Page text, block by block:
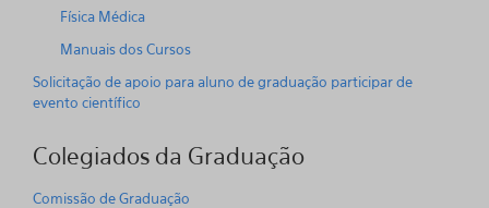
Física Médica
Manuais dos Cursos
Solicitação de apoio para aluno de graduação participar de
evento científico
Colegiados da Graduação
Comissão de Graduação